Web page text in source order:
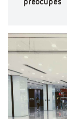
preocupes